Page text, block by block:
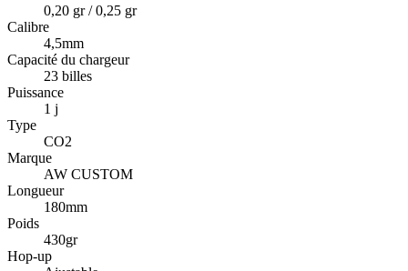
0,20 gr / 0,25 gr
Calibre
4,5mm
Capacité du chargeur
23 billes
Puissance
1 j
Type
CO2
Marque
AW CUSTOM
Longueur
180mm
Poids
430gr
Hop-up